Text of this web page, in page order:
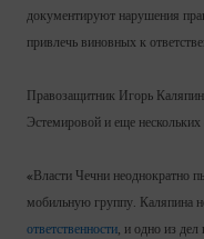
документируют нарушения
привлечь виновных к
Правозащитник Игорь
Эстемировой и еще нескольких
«Власти Чечни неоднократно
мобильную группу. Каляпина
ответственности, и одно из дел